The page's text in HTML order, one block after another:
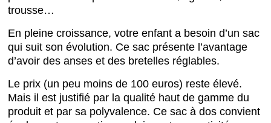
trousse…
En pleine croissance, votre enfant a besoin d’un sac
qui suit son évolution. Ce sac présente l’avantage
d’avoir des anses et des bretelles réglables.
Le prix (un peu moins de 100 euros) reste élevé.
Mais il est justifié par la qualité haut de gamme du
produit et par sa polyvalence. Ce sac à dos convient